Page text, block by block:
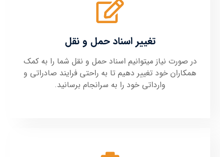
تغییر اسناد حمل و نقل
در صورت نیاز میتوانیم اسناد حمل و نقل شما را به کمک
همکاران خود تغییر دهیم تا به راحتی فرایند صادراتی و
وارداتی خود را به سرانجام برسانید.